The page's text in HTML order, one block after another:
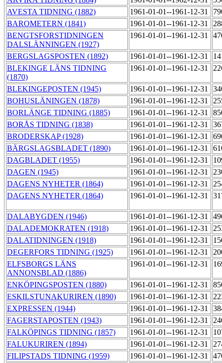
AVESTA TIDNING (1882)
1961-01-01--1961-12-31
BAROMETERN (1841)
1961-01-01--1961-12-31
BENGTSFORSTIDNINGEN
DALSLÄNNINGEN (1927)
1961-01-01--1961-12-31
BERGSLAGSPOSTEN (1892) 1961-01-01--1961-12-31
BLEKINGE LÄNS TIDNING
(1870)
1961-01-01--1961-12-31
BLEKINGEPOSTEN (1945) 1961-01-01--1961-12-31
BOHUSLÄNINGEN (1878)
1961-01-01--1961-12-31
BORLÄNGE TIDNING (1885)
1961-01-01--1961-12-31
BORÅS TIDNING (1838)
1961-01-01--1961-12-31
BRODERSKAP (1928)
1961-01-01--1961-12-31
BÄRGSLAGSBLADET (1890)
1961-01-01--1961-12-31
DAGBLADET (1955)
1961-01-01--1961-12-31
DAGEN (1945)
1961-01-01--1961-12-31
DAGENS NYHETER (1864)
1961-01-01--1961-12-31
DAGENS NYHETER (1864)
1961-01-01--1961-12-31
DALABYGDEN (1946) 1961-01-01--1961-12-31
DALADEMOKRATEN (1918)
1961-01-01--1961-12-31
DALATIDNINGEN (1918)
1961-01-01--1961-12-31
DEGERFORS TIDNING (1925)
1961-01-01--1961-12-31
ELFSBORGS LÄNS
ANNONSBLAD (1886)
1961-01-01--1961-12-31
ENKÖPINGSPOSTEN (1880) 1961-01-01--1961-12-31
ESKILSTUNAKURIREN (1890)
1961-01-01--1961-12-31
EXPRESSEN (1944)
1961-01-01--1961-12-31
FAGERSTAPOSTEN (1943)
1961-01-01--1961-12-31
FALKÖPINGS TIDNING (1857)
1961-01-01--1961-12-31
FALUKURIREN (1894)
1961-01-01--1961-12-31
FILIPSTADS TIDNING (1959)
1961-01-01--1961-12-31